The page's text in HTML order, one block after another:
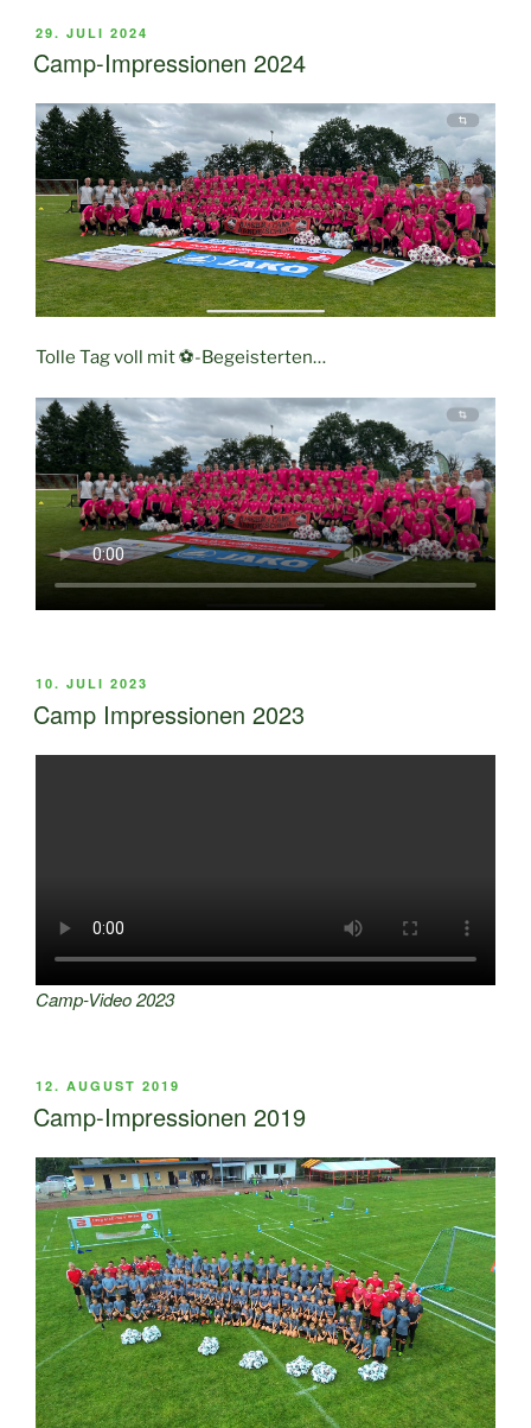
VERÖFFENTLICHT
AM
29. JULI 2024
Camp-Impressionen 2024
Tolle Tag voll mit ⚽️-Begeisterten…
VERÖFFENTLICHT
AM
10. JULI 2023
Camp Impressionen 2023
Camp-Video 2023
VERÖFFENTLICHT
AM
12. AUGUST 2019
Camp-Impressionen 2019